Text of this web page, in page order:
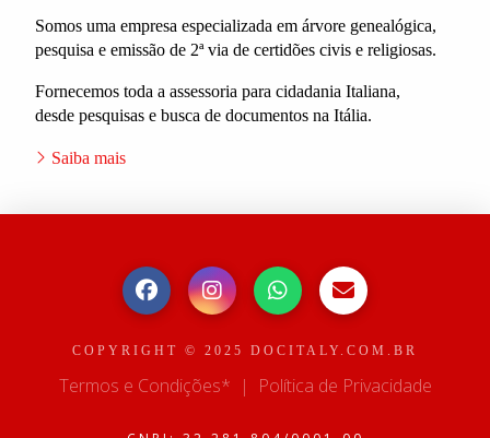
Somos uma empresa especializada em árvore genealógica,
pesquisa e emissão de 2ª via de certidões civis e religiosas.
Fornecemos toda a assessoria para cidadania Italiana,
desde pesquisas e busca de documentos na Itália.
Saiba mais
COPYRIGHT © 2025 DOCITALY.COM.BR
Termos e Condições* | Política de Privacidade